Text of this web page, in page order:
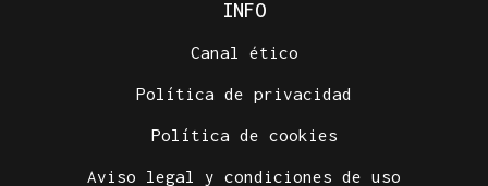
INFO
Canal ético
Política de privacidad
Política de cookies
Aviso legal y condiciones de uso